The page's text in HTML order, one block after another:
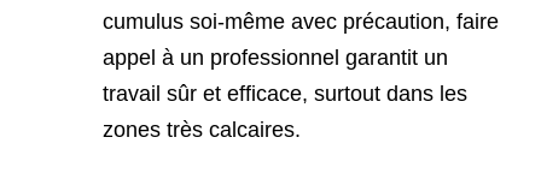
cumulus soi-même avec précaution, faire
appel à un professionnel garantit un
travail sûr et efficace, surtout dans les
zones très calcaires.